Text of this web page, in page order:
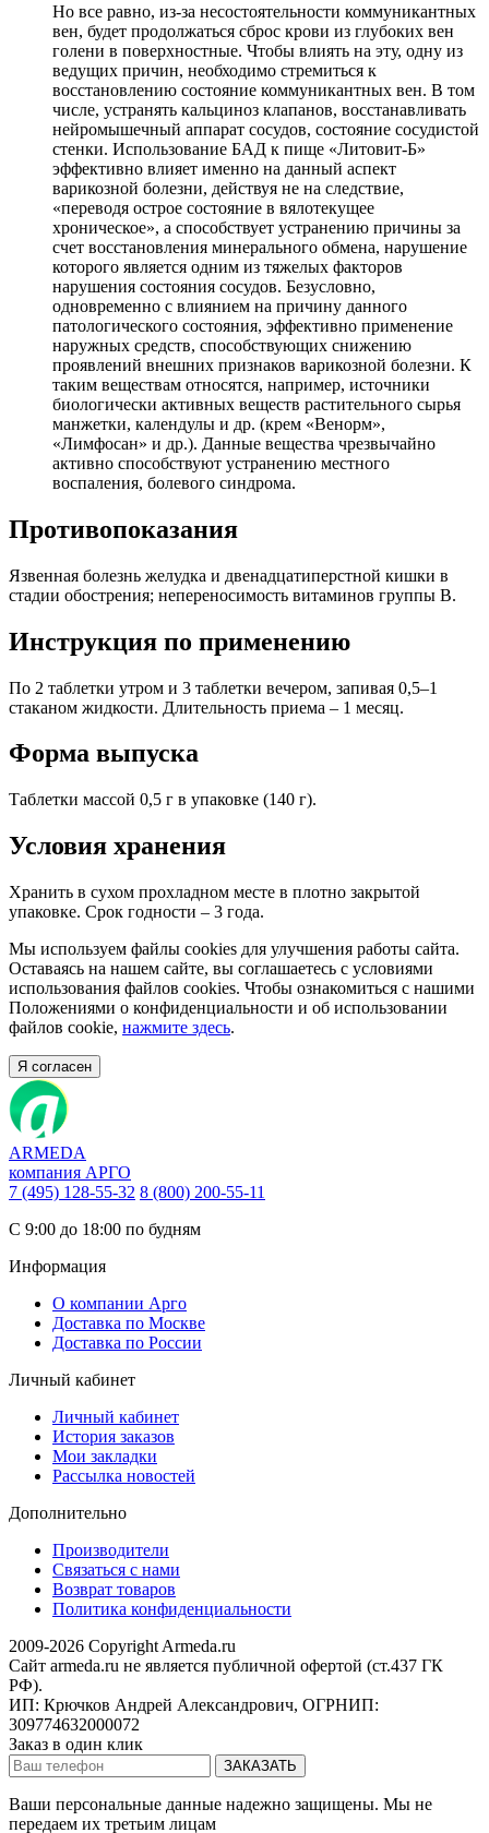
Но все равно, из-за несостоятельности коммуникантных
вен, будет продолжаться сброс крови из глубоких вен
голени в поверхностные. Чтобы влиять на эту, одну из
ведущих причин, необходимо стремиться к
восстановлению состояние коммуникантных вен. В том
числе, устранять кальциноз клапанов, восстанавливать
нейромышечный аппарат сосудов, состояние сосудистой
стенки. Использование БАД к пище «Литовит-Б»
эффективно влияет именно на данный аспект
варикозной болезни, действуя не на следствие,
«переводя острое состояние в вялотекущее
хроническое», а способствует устранению причины за
счет восстановления минерального обмена, нарушение
которого является одним из тяжелых факторов
нарушения состояния сосудов. Безусловно,
одновременно с влиянием на причину данного
патологического состояния, эффективно применение
наружных средств, способствующих снижению
проявлений внешних признаков варикозной болезни. К
таким веществам относятся, например, источники
биологически активных веществ растительного сырья
манжетки, календулы и др. (крем «Венорм»,
«Лимфосан» и др.). Данные вещества чрезвычайно
активно способствуют устранению местного
воспаления, болевого синдрома.
Противопоказания
Язвенная болезнь желудка и двенадцатиперстной кишки в
стадии обострения; непереносимость витаминов группы В.
Инструкция по применению
По 2 таблетки утром и 3 таблетки вечером, запивая 0,5–1
стаканом жидкости. Длительность приема – 1 месяц.
Форма выпуска
Таблетки массой 0,5 г в упаковке (140 г).
Условия хранения
Хранить в сухом прохладном месте в плотно закрытой
упаковке. Срок годности – 3 года.
Мы используем файлы cookies для улучшения работы сайта.
Оставаясь на нашем сайте, вы соглашаетесь с условиями
использования файлов cookies. Чтобы ознакомиться с нашими
Положениями о конфиденциальности и об использовании
файлов cookie, нажмите здесь.
Я согласен
ARMEDA
компания АРГО
7 (495) 128-55-32 8 (800) 200-55-11
С 9:00 до 18:00 по будням
Информация
О компании Арго
Доставка по Москве
Доставка по России
Личный кабинет
Личный кабинет
История заказов
Мои закладки
Рассылка новостей
Дополнительно
Производители
Связаться с нами
Возврат товаров
Политика конфиденциальности
2009-2026 Copyright Armeda.ru
Сайт armeda.ru не является публичной офертой (ст.437 ГК
РФ).
ИП: Крючков Андрей Александрович, ОГРНИП:
309774632000072
Заказ в один клик
Ваши персональные данные надежно защищены. Мы не
передаем их третьим лицам